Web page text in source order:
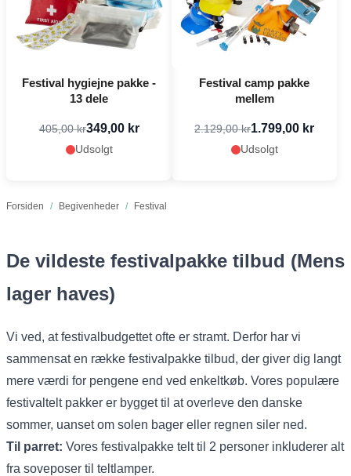
Forsiden / Begivenheder / Festival
Festival hygiejne pakke -
13 dele
405,00 kr349,00 kr
Udsolgt
Festival camp pakke
mellem
2.129,00 kr1.799,00 kr
Udsolgt
De vildeste festivalpakke tilbud (Mens
lager haves)
Vi ved, at festivalbudgettet ofte er stramt. Derfor har vi
sammensat en række festivalpakke tilbud, der giver dig langt
mere værdi for pengene end ved enkeltkøb. Vores populære
festivaltelt pakker er bygget til at overleve den danske
sommer, uanset om solen bager eller regnen siler ned.
Til parret: Vores festivalpakke telt til 2 personer inkluderer alt
fra soveposer til teltlamper.